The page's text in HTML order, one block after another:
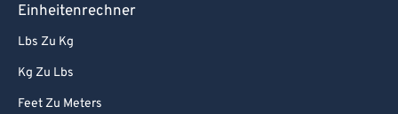
Einheitenrechner
Lbs Zu Kg
Kg Zu Lbs
Feet Zu Meters